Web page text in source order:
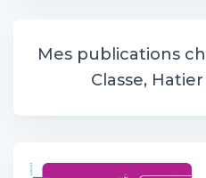
Mes publications
Classe,